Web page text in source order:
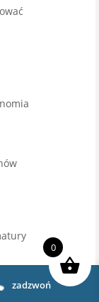
zadzwoń
0